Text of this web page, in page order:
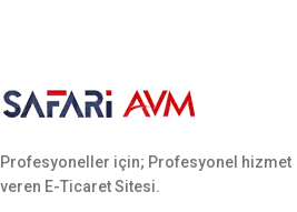
Profesyoneller için; Profesyonel hizmet
veren E-Ticaret Sitesi.